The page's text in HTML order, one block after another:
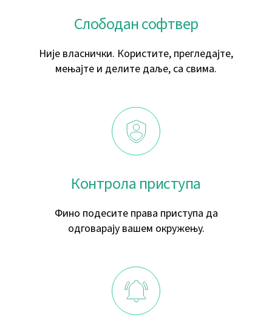
Слободан софтвер
Није власнички. Користите, прегледајте,
мењајте и делите даље, са свима.
Контрола приступа
Фино подесите права приступа да
одговарају вашем окружењу.